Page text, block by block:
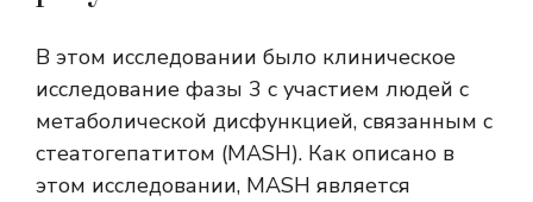
В этом исследовании было клиническое
исследование фазы 3 с участием людей с
метаболической дисфункцией, связанным с
стеатогепатитом (MASH). Как описано в
этом исследовании, MASH является